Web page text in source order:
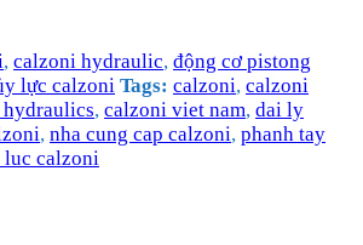
, calzoni hydraulic, động cơ pistong
lực calzoni Tags: calzoni, calzoni
, calzoni viet nam, dai ly
, nha cung cap calzoni, phanh tay
luc calzoni